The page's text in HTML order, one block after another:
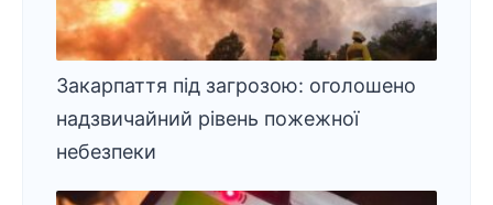
Закарпаття під загрозою: оголошено
надзвичайний рівень пожежної
небезпеки